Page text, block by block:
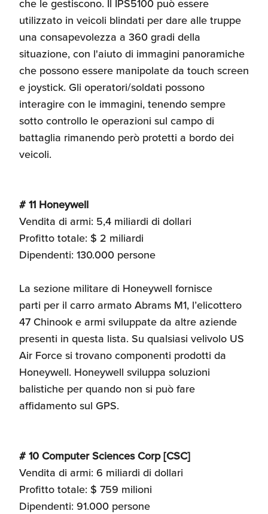
che le gestiscono. Il IPS5100 può essere
utilizzato in veicoli blindati per dare alle truppe
una consapevolezza a 360 gradi della
situazione, con l'aiuto di immagini panoramiche
che possono essere manipolate da touch screen
e joystick. Gli operatori/soldati possono
interagire con le immagini, tenendo sempre
sotto controllo le operazioni sul campo di
battaglia rimanendo però protetti a bordo dei
veicoli.
# 11 Honeywell
Vendita di armi: 5,4 miliardi di dollari
Profitto totale: $ 2 miliardi
Dipendenti: 130.000 persone
La sezione militare di Honeywell fornisce
parti per il carro armato Abrams M1, l’elicottero
47 Chinook e armi sviluppate da altre aziende
presenti in questa lista. Su qualsiasi velivolo US
Air Force si trovano componenti prodotti da
Honeywell. Honeywell sviluppa soluzioni
balistiche per quando non si può fare
affidamento sul GPS.
# 10 Computer Sciences Corp [CSC]
Vendita di armi: 6 miliardi di dollari
Profitto totale: $ 759 milioni
Dipendenti: 91.000 persone